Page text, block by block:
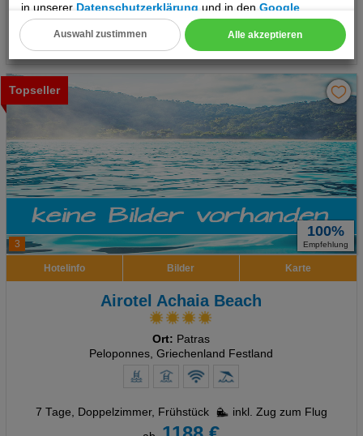
in unsererDatenschutzerklärung und in denGoogle
Datenschutz- und Nutzungsbedingungen
Cookie Einstellungen
Social Media Cookies
Advertising
Erweiterte Einstellungen
Alle akzeptieren
Auswahl zustimmen
pro Person
Termine
3
Topseller
100%
Empfehlung
Hotelinfo Bilder Karte
Airotel Achaia Beach
Ort: Patras
Peloponnes, Griechenland Festland
7 Tage, Doppelzimmer, Frühstück
inkl. Zug zum Flug